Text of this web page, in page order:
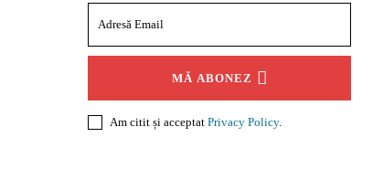
MĂ ABONEZ
Am citit și acceptat Privacy Policy.